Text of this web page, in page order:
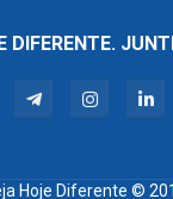
DIFERENTE.
Hoje Diferente ©